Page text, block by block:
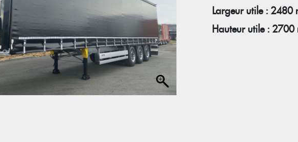
Largeur utile : 2480
Hauteur utile : 2700